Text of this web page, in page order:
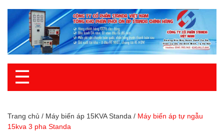
☰
Trang chủ / Máy biến áp 15KVA Standa / Máy biến áp tự ngẫu
15kva 3 pha Standa